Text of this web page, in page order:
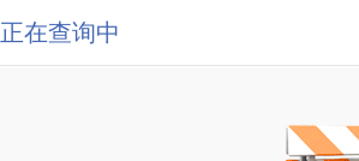
正在查询中